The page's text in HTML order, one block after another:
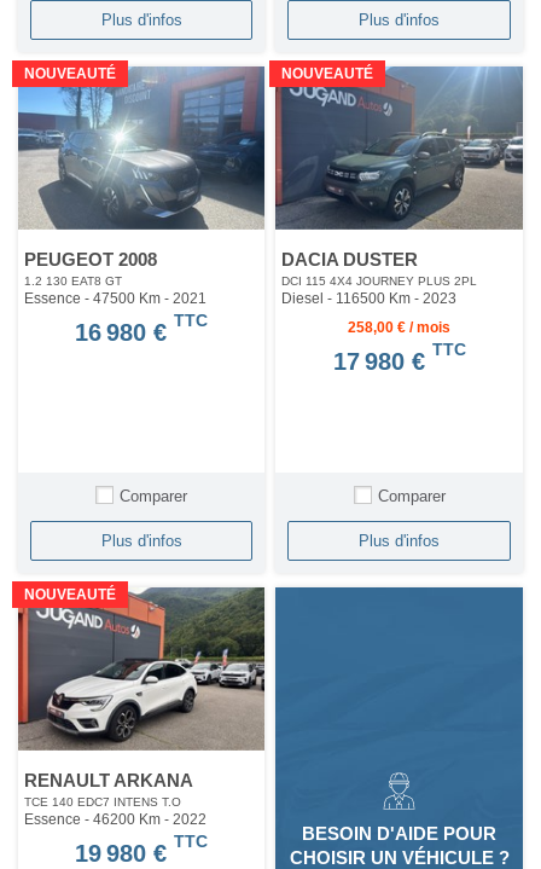
Plus d'infos Plus d'infos
NOUVEAUTÉ
PEUGEOT 2008
1.2 130 EAT8 GT
Essence - 47500 Km - 2021
16 980 € TTC
Comparer
Plus d'infos
NOUVEAUTÉ
DACIA DUSTER
DCI 115 4X4 JOURNEY PLUS 2PL
Diesel - 116500 Km- 2023
258,00 € / mois
17 980 € TTC
Comparer
Plus d'infos
NOUVEAUTÉ
RENAULT ARKANA
TCE 140 EDC7 INTENS T.O
Essence - 46200 Km - 2022
19 980 € TTC
BESOIN D'AIDE POUR
CHOISIR UN VÉHICULE ?